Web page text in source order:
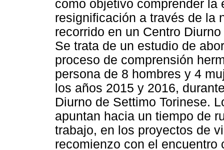
como objetivo comprender
resignificación a través de la
recorrido en un Centro
Se trata de un estudio de
proceso de comprensión
persona de 8 hombres y 4
los años 2015 y 2016,
Diurno de Settimo Torinese.
apuntan hacia un tiempo de
trabajo, en los proyectos de
recomienzo con el encuentro